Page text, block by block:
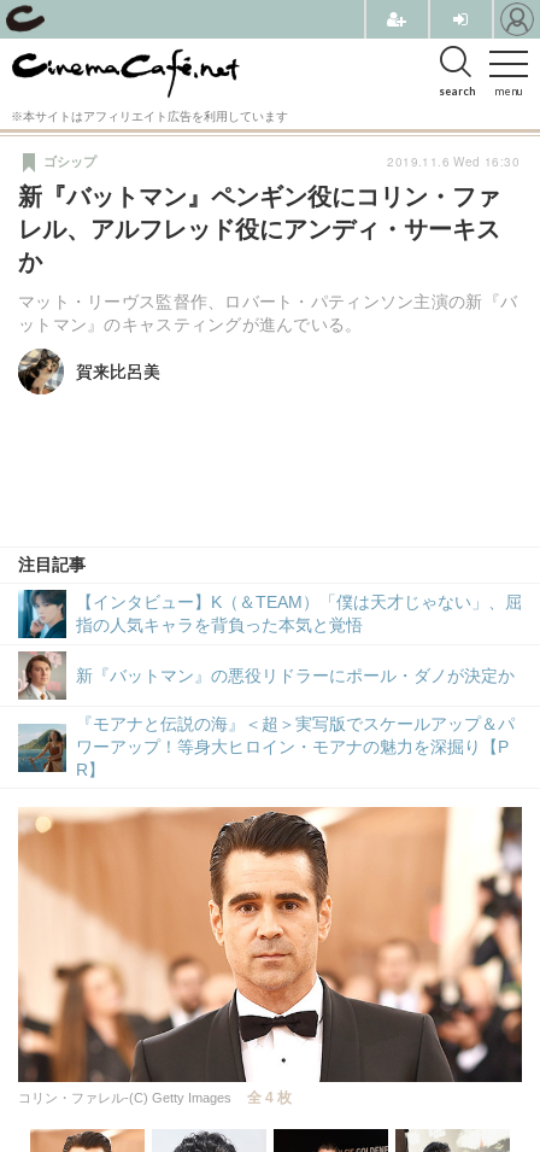
menu
search
※本サイトはアフィリエイト広告を利用しています
新『バットマン』ペンギン役にコリン・ファ
レル、アルフレッド役にアンディ・サーキス
か
マット・リーヴス監督作、ロバート・パティンソン主演の新『バ
ットマン』のキャスティングが進んでいる。
ゴシップ
賀来比呂美
賀来比呂美
注目記事
【インタビュー】K（＆TEAM）「僕は天才じゃない」、屈
指の人気キャラを背負った本気と覚悟
新『バットマン』の悪役リドラーにポール・ダノが決定か
『モアナと伝説の海』＜超＞実写版でスケールアップ＆パ
ワーアップ！等身大ヒロイン・モアナの魅力を深掘り【P
R】
2019.11.6 Wed 16:30
コリン・ファレル-(C) Getty Images 全 4 枚